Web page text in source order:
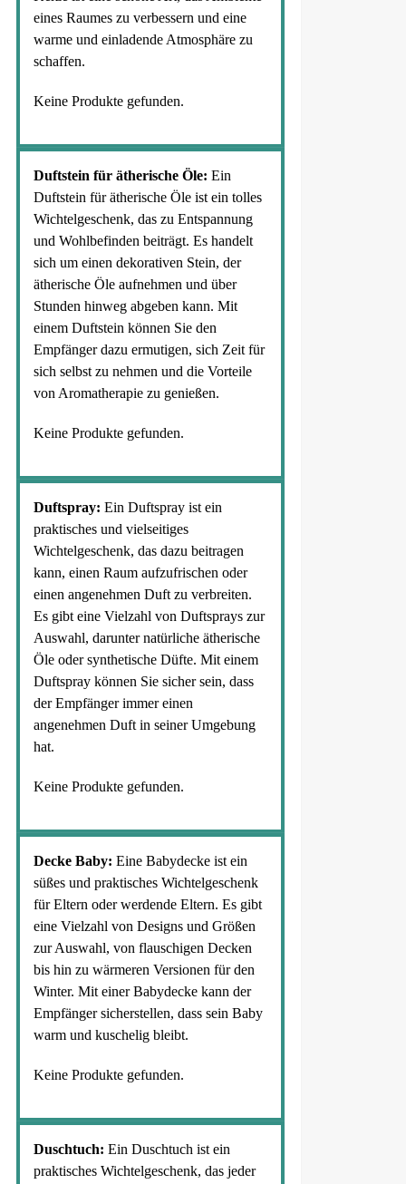
eines Raumes zu verbessern und eine
warme und einladende Atmosphäre zu
schaffen.
Keine Produkte gefunden.
Duftstein für ätherische Öle: Ein
Duftstein für ätherische Öle ist ein tolles
Wichtelgeschenk, das zu Entspannung
und Wohlbefinden beiträgt. Es handelt
sich um einen dekorativen Stein, der
ätherische Öle aufnehmen und über
Stunden hinweg abgeben kann. Mit
einem Duftstein können Sie den
Empfänger dazu ermutigen, sich Zeit für
sich selbst zu nehmen und die Vorteile
von Aromatherapie zu genießen.
Keine Produkte gefunden.
Duftspray: Ein Duftspray ist ein
praktisches und vielseitiges
Wichtelgeschenk, das dazu beitragen
kann, einen Raum aufzufrischen oder
einen angenehmen Duft zu verbreiten.
Es gibt eine Vielzahl von Duftsprays zur
Auswahl, darunter natürliche ätherische
Öle oder synthetische Düfte. Mit einem
Duftspray können Sie sicher sein, dass
der Empfänger immer einen
angenehmen Duft in seiner Umgebung
hat.
Keine Produkte gefunden.
Decke Baby: Eine Babydecke ist ein
süßes und praktisches Wichtelgeschenk
für Eltern oder werdende Eltern. Es gibt
eine Vielzahl von Designs und Größen
zur Auswahl, von flauschigen Decken
bis hin zu wärmeren Versionen für den
Winter. Mit einer Babydecke kann der
Empfänger sicherstellen, dass sein Baby
warm und kuschelig bleibt.
Keine Produkte gefunden.
Duschtuch: Ein Duschtuch ist ein
praktisches Wichtelgeschenk, das jeder